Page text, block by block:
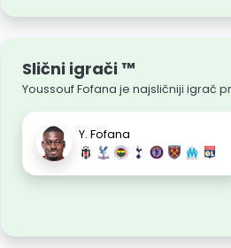
Slični igrači ™
Youssouf Fofana je najsličniji igrač
Y. Fofana